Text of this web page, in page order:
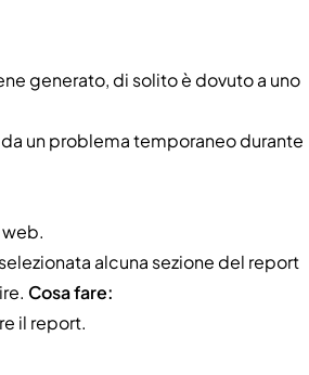
generato, di solito è dovuto a uno
un problema temporaneo durante
alcuna sezione del report
Cosa fare:
il report.